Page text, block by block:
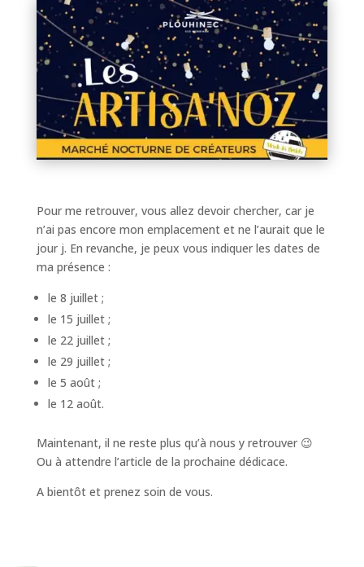
Pour me retrouver, vous allez devoir chercher, car je
n’ai pas encore mon emplacement et ne l’aurait que le
jour j. En revanche, je peux vous indiquer les dates de
ma présence :
le 8 juillet ;
le 15 juillet ;
le 22 juillet ;
le 29 juillet ;
le 5 août ;
le 12 août.
Maintenant, il ne reste plus qu’à nous y retrouver 😉
Ou à attendre l’article de la prochaine dédicace.
A bientôt et prenez soin de vous.